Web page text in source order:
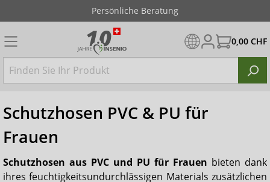
Persönliche Beratung
0,00 CHF
Schutzhosen PVC & PU für
Frauen
Schutzhosen aus PVC und PU für Frauen bieten dank
ihres feuchtigkeitsundurchlässigen Materials zusätzlichen